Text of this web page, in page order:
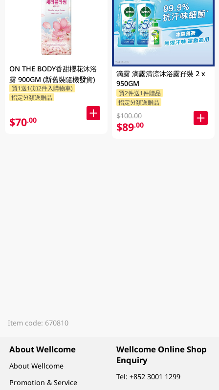
ON THE BODY香甜櫻花沐浴
露 900GM (新舊裝隨機發貨)
買1送1(加2件入購物車)
指定分類送贈品
$70.00
滴露 滴露清涼沐浴露孖裝 2 x
950GM
買2件送1件贈品
指定分類送贈品
$100.00
$89.00
Item code: 670810
About Wellcome
About Wellcome
Promotion & Service
Wellcome Online Shop
Enquiry
Tel:+852 3001 1299